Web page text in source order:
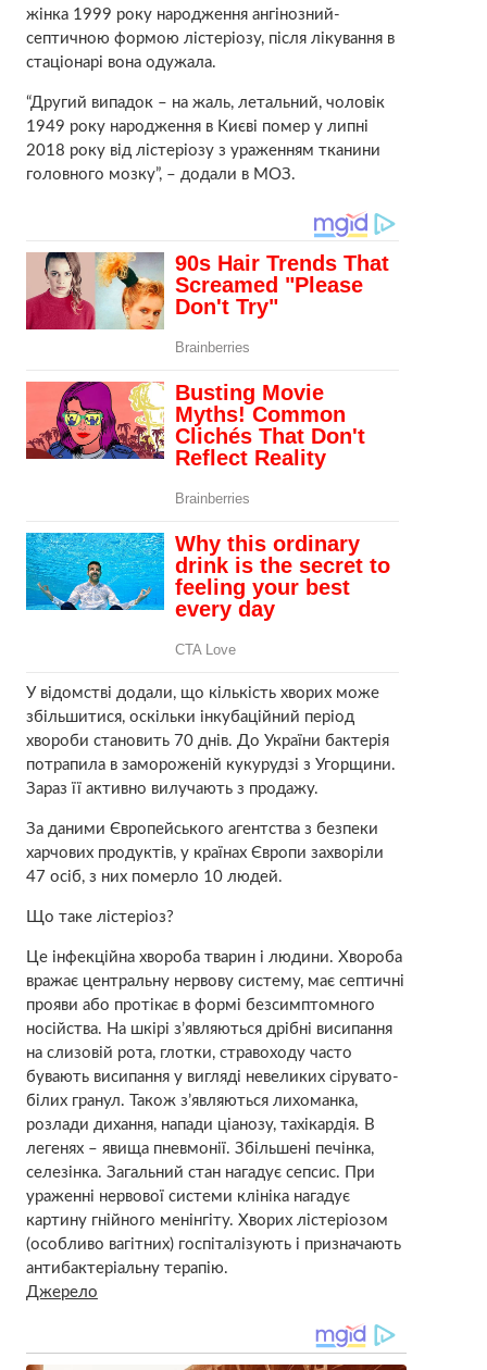
жінка 1999 року народження ангінозний-
септичною формою лістеріозу, після лікування в
стаціонарі вона одужала.
“Другий випадок – на жаль, летальний, чоловік
1949 року народження в Києві помер у липні
2018 року від лістеріозу з ураженням тканини
головного мозку”, – додали в МОЗ.
У відомстві додали, що кількість хворих може
збільшитися, оскільки інкубаційний період
хвороби становить 70 днів. До України бактерія
потрапила в замороженій кукурудзі з Угорщини.
Зараз її активно вилучають з продажу.
За даними Європейського агентства з безпеки
харчових продуктів, у країнах Європи захворіли
47 осіб, з них померло 10 людей.
Що таке лістеріоз?
Це інфекційна хвороба тварин і людини. Хвороба
вражає центральну нервову систему, має септичні
прояви або протікає в формі безсимптомного
носійства. На шкірі з’являються дрібні висипання
на слизовій рота, глотки, стравоходу часто
бувають висипання у вигляді невеликих сірувато-
білих гранул. Також з’являються лихоманка,
розлади дихання, напади ціанозу, тахікардія. В
легенях – явища пневмонії. Збільшені печінка,
селезінка. Загальний стан нагадує сепсис. При
ураженні нервової системи клініка нагадує
картину гнійного менінгіту. Хворих лістеріозом
(особливо вагітних) госпіталізують і призначають
антибактеріальну терапію.
Джерело